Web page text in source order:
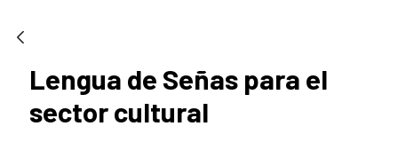
Lengua de Señas para el
sector cultural